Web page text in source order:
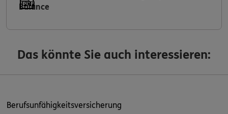
Balance
Das könnte Sie auch interessieren:
Berufsunfähigkeitsversicherung